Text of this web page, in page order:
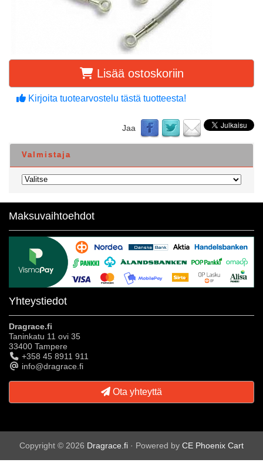
Lisää ostoskoriin
Kirjoita tuotearvostelu tästä tuotteesta!
Jaa
Valmistaja
Maksuvaihtoehdot
Yhteystiedot
Dragrace.fi
Taninkatu 11 ovi 35
33400 Tampere
+358 45 8911 911
info@dragrace.fi
Ota yhteyttä
Copyright © 2026 Dragrace.fi · Powered by CE Phoenix Cart